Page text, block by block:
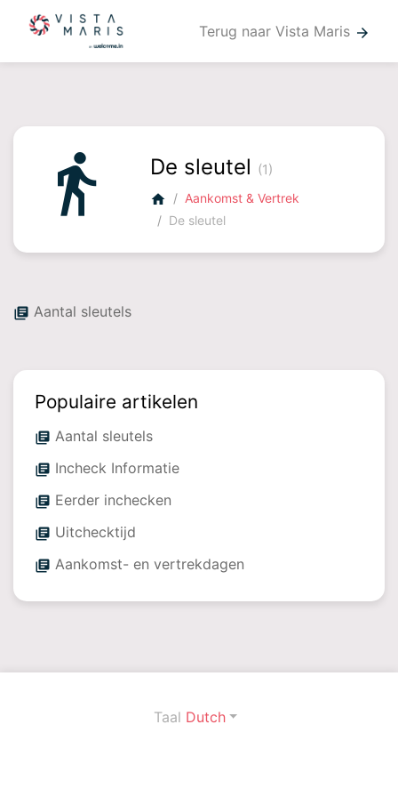
Terug naar Vista Maris arrow_forward
directions_walk De sleutel (1)
home
Aankomst & Vertrek
De sleutel
library_books Aantal sleutels
Populaire artikelen
library_books Aantal sleutels
library_books Incheck Informatie
library_books Eerder inchecken
library_books Uitchecktijd
library_books Aankomst- en vertrekdagen
Taal Dutch